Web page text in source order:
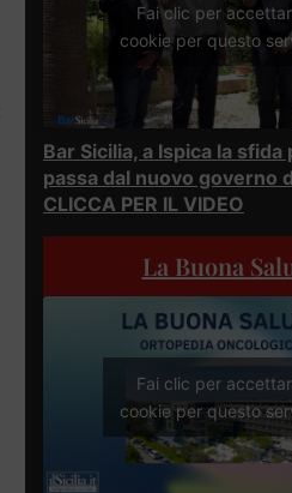
Fai clic per
cookie per questo
Bar Sicilia, a Ispica la
passa dal nuovo governo
CLICCA PER IL VIDEO
La Buona
Fai clic per
cookie per questo